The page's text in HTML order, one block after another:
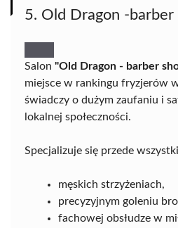
5. Old Dragon -barber
Salon "Old Dragon - barber
miejsce w rankingu fryzjerów
świadczy o dużym zaufaniu i
lokalnej społeczności.
Specjalizuje się przede
męskich strzyżeniach,
precyzyjnym goleniu
fachowej obsłudze w